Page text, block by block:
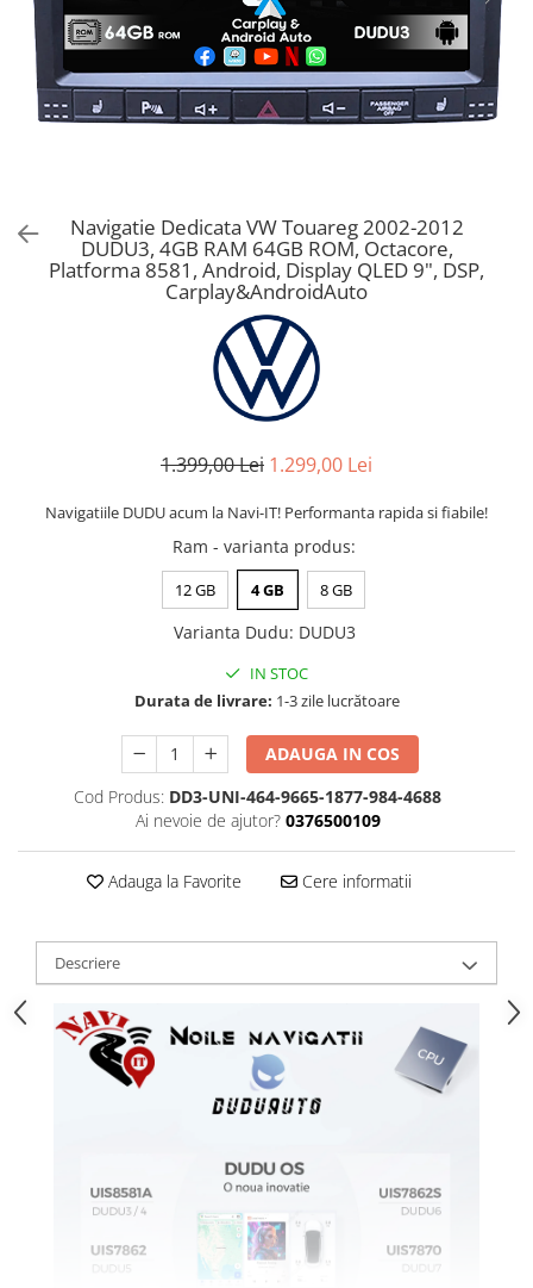
Navigatie Dedicata VW Touareg 2002-2012
DUDU3, 4GB RAM 64GB ROM, Octacore,
Platforma 8581, Android, Display QLED 9", DSP,
Carplay&AndroidAuto
1.399,00 Lei 1.299,00 Lei
Navigatiile DUDU acum la Navi-IT! Performanta rapida si fiabile!
Ram - varianta produs:
12 GB 4 GB 8 GB
Varianta Dudu: DUDU3
IN STOC
Durata de livrare: 1-3 zile lucrătoare
ADAUGA IN COS
Cod Produs: DD3-UNI-464-9665-1877-984-4688
Ai nevoie de ajutor? 0376500109
Adauga la Favorite Cere informatii
Descriere